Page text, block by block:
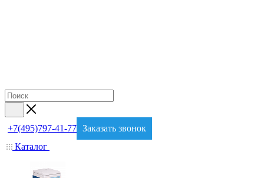
+7(495)797-41-77 Заказать звонок
Каталог